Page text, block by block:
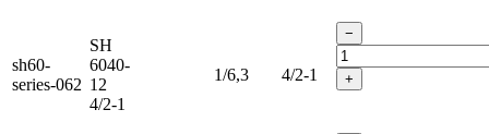
sh60-
series-062
SH
6040-
12
4/2-1
1/6,3 4/2-1
−
+